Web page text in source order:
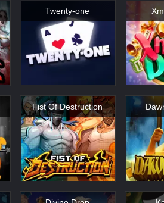
Twenty-one
Fist Of Destruction